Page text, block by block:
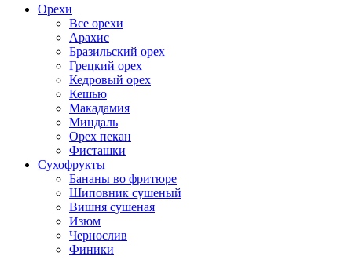
Орехи
Все орехи
Арахис
Бразильский орех
Грецкий орех
Кедровый орех
Кешью
Макадамия
Миндаль
Орех пекан
Фисташки
Сухофрукты
Бананы во фритюре
Шиповник сушеный
Вишня сушеная
Изюм
Чернослив
Финики